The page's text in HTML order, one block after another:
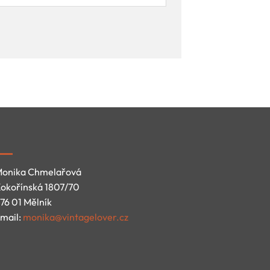
Chmelařová
1807/70
01 Mělník
monika@vintagelover.cz